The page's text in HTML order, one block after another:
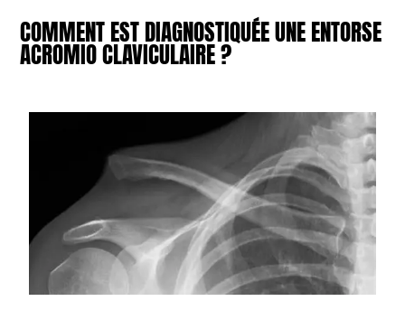
COMMENT EST DIAGNOSTIQUÉE UNE ENTORSE
ACROMIO CLAVICULAIRE ?